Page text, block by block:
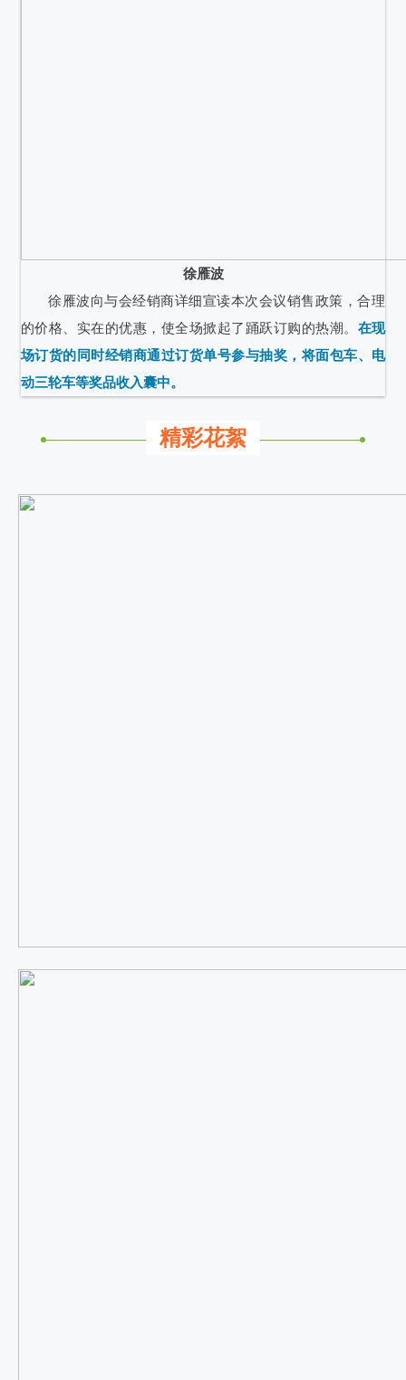
徐雁波
徐雁波向与会经销商详细宣读本次会议销售政策，合理
的价格、实在的优惠，使全场掀起了踊跃订购的热潮。 在现
场订货的同时经销商通过订货单号参与抽奖，将面包车、电
动三轮车等奖品收入囊中。
精彩花絮